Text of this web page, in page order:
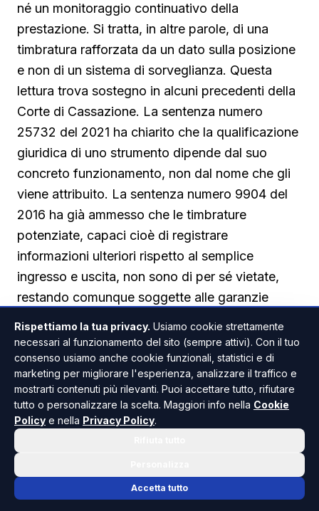
né un monitoraggio continuativo della
prestazione. Si tratta, in altre parole, di una
timbratura rafforzata da un dato sulla posizione
e non di un sistema di sorveglianza. Questa
lettura trova sostegno in alcuni precedenti della
Corte di Cassazione. La sentenza numero
25732 del 2021 ha chiarito che la qualificazione
giuridica di uno strumento dipende dal suo
concreto funzionamento, non dal nome che gli
viene attribuito. La sentenza numero 9904 del
2016 ha già ammesso che le timbrature
potenziate, capaci cioè di registrare
informazioni ulteriori rispetto al semplice
ingresso e uscita, non sono di per sé vietate,
restando comunque soggette alle garanzie
con la sentenza numero 19922 del 2016, relativa
a un sistema GPS installato su veicoli aziendali
con localizzazione costante, ritenuto un'ipotesi
di monitoraggio continuo e, quindi,
incompatibile con la disciplina sui controlli a
Il consenso informato e l'intesa sindacale
rafforzano la legittimità dell'uso
Rispettiamo la tua privacy. Usiamo cookie strettamente
necessari al funzionamento del sito (sempre attivi). Con il tuo
consenso usiamo anche cookie funzionali, statistici e di
marketing per migliorare l'esperienza, analizzare il traffico e
mostrarti contenuti più rilevanti. Puoi accettare tutto, rifiutare
tutto o personalizzare la scelta. Maggiori info nella Cookie
Policy e nella Privacy Policy.
Accetta tutto